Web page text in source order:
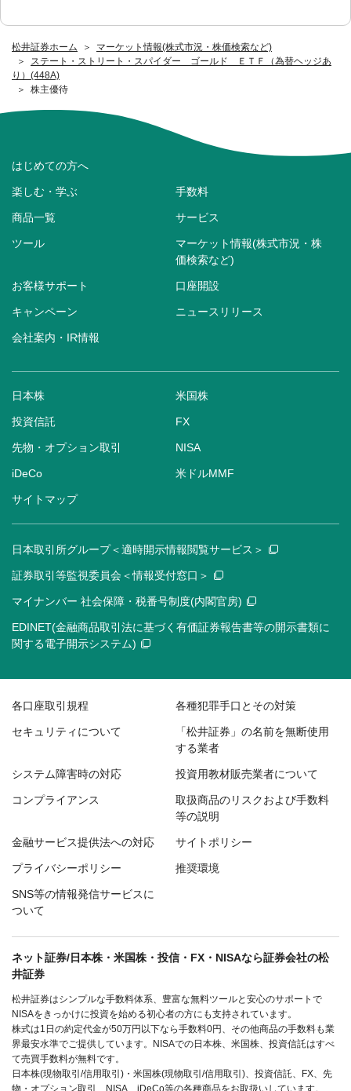
松井証券ホーム
マーケット情報(株式市況・株価検索など)
ステート・ストリート・スパイダー ゴールド ＥＴＦ（為替ヘッジあ
り）(448A)
株主優待
はじめての方へ
楽しむ・学ぶ 手数料
商品一覧 サービス
ツール
マーケット情報(株式市況・株
価検索など)
お客様サポート 口座開設
キャンペーン ニュースリリース
会社案内・IR情報
日本株 米国株
投資信託 FX
先物・オプション取引 NISA
iDeCo 米ドルMMF
サイトマップ
日本取引所グループ＜適時開示情報閲覧サービス＞
証券取引等監視委員会＜情報受付窓口＞
マイナンバー 社会保障・税番号制度(内閣官房)
EDINET(金融商品取引法に基づく有価証券報告書等の開示書類に
関する電子開示システム)
各口座取引規程 各種犯罪手口とその対策
セキュリティについて
「松井証券」の名前を無断使用
する業者
システム障害時の対応 投資用教材販売業者について
コンプライアンス
取扱商品のリスクおよび手数料
等の説明
金融サービス提供法への対応 サイトポリシー
プライバシーポリシー 推奨環境
SNS等の情報発信サービスに
ついて
ネット証券/日本株・米国株・投信・FX・NISAなら証券会社の松
井証券
松井証券はシンプルな手数料体系、豊富な無料ツールと安心のサポートで
NISAをきっかけに投資を始める初心者の方にも支持されています。
株式は1日の約定代金が50万円以下なら手数料0円、その他商品の手数料も業
界最安水準でご提供しています。NISAでの日本株、米国株、投資信託はすべ
て売買手数料が無料です。
日本株(現物取引/信用取引)・米国株(現物取引/信用取引)、投資信託、FX、先